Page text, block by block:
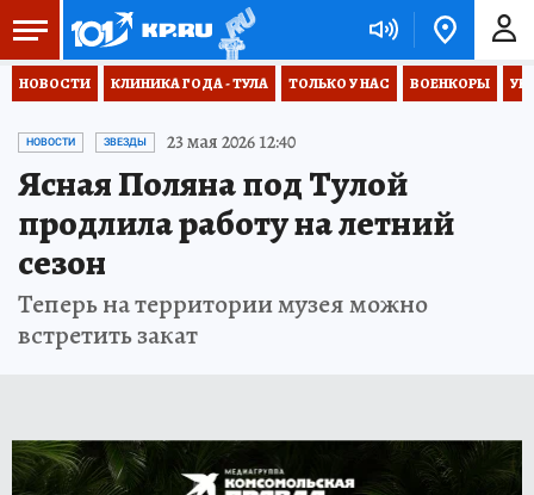
НОВОСТИ КЛИНИКА ГОДА - ТУЛА ТОЛЬКО У НАС ВОЕНКОРЫ
НОВОСТИ ЗВЕЗДЫ 23 мая 2026 12:40
Ясная Поляна под Тулой
продлила работу на летний
сезон
Теперь на территории музея можно
встретить закат